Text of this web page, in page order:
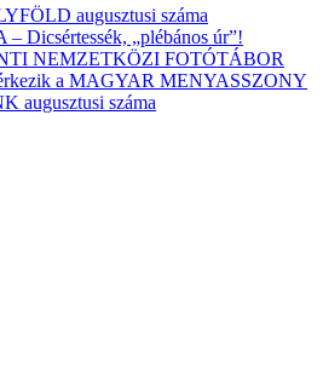
augusztusi száma
Dicsértessék, „plébános úr”!
NEMZETKÖZI FOTÓTÁBOR
a MAGYAR MENYASSZONY
augusztusi száma